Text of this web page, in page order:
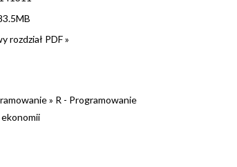
rozdział PDF »
» R - Programowanie